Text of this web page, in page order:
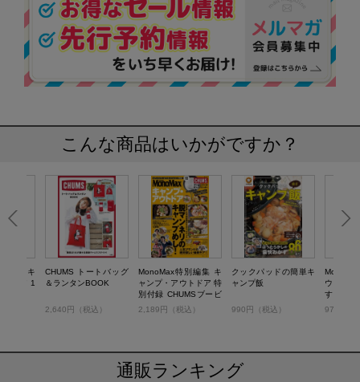
こんな商品はいかがですか？
編集 キ
トドア 1
CHUMS トートバッグ
＆ランタンBOOK
2,640円（税込）
MonoMax特別編集 キ
ャンプ・アウトドア 特
別付録 CHUMSブービ
ーバードキャンプクッ
2,189円（税込）
クックパッドの簡単キ
ャンプ飯
990円（税込）
ウトドア
する神ワ
979円（
通販ランキング